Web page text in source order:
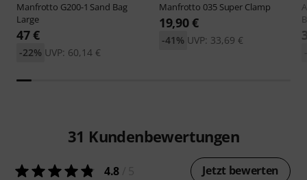
Manfrotto G200-1 Sand Bag
Large
47 €
UVP: 60,14 €
-22%
Manfrotto 035 Super Clamp
19,90 €
UVP: 33,69 €
-41%
31 Kundenbewertungen
4.8 Jetzt bewerten